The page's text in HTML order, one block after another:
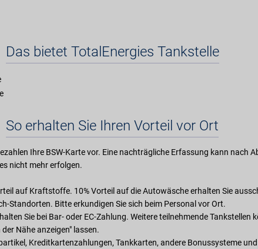
Das bietet TotalEnergies Tankstelle
So erhalten Sie Ihren Vorteil vor Ort
Ihre BSW-Karte vor. Eine nachträgliche Erfassung kann nach
nicht mehr erfolgen.
auf Kraftstoffe. 10% Vorteil auf die Autowäsche erhalten Sie
Standorten. Bitte erkundigen Sie sich beim Personal vor Ort.
Sie bei Bar- oder EC-Zahlung. Weitere teilnehmende Tankstellen
Nähe anzeigen" lassen.
Kreditkartenzahlungen, Tankkarten, andere Bonussysteme und